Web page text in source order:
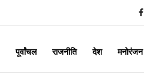
पूर्वांचल राजनीति देश मनोरंजन